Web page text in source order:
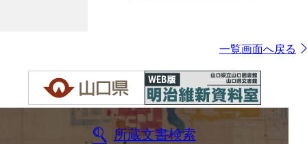
一覧画面へ戻る
所蔵文書検索